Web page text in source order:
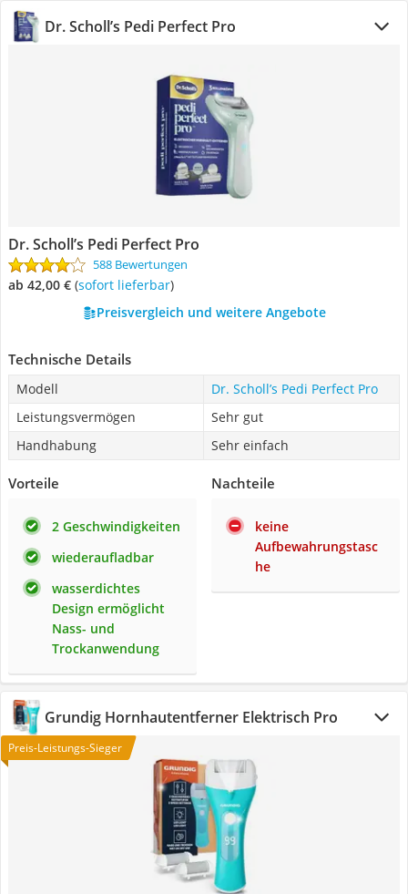
Dr. Scholl’s Pedi Perfect Pro
Dr. Scholl’s Pedi Perfect Pro
588 Bewertungen
ab 42,00 € ( Sofort lieferbar)
Preisvergleich und weitere Angebote
Technische Details
Modell
Dr. Scholl’s Pedi Perfect Pro
Leistungsvermögen
Sehr gut
Handhabung
Sehr einfach
Vorteile
2 Geschwindigkeiten
wiederaufladbar
wasserdichtes
Design ermöglicht
Nass- und
Trockanwendung
Nachteile
keine
Aufbewahrungstasc
he
Grundig Hornhautentferner Elektrisch Pro
Preis-Leistungs-Sieger